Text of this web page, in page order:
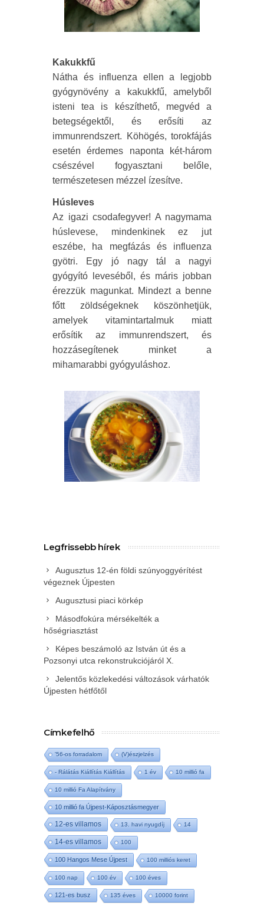
Kakukkfű
Nátha és influenza ellen a legjobb
gyógynövény a kakukkfű, amelyből
isteni tea is készíthető, megvéd a
betegségektől, és erősíti az
immunrendszert. Köhögés, torokfájás
esetén érdemes naponta két-három
csészével fogyasztani belőle,
természetesen mézzel ízesítve.
Húsleves
Az igazi csodafegyver! A nagymama
húslevese, mindenkinek ez jut
eszébe, ha megfázás és influenza
gyötri. Egy jó nagy tál a nagyi
gyógyító leveséből, és máris jobban
érezzük magunkat. Mindezt a benne
főtt zöldségeknek köszönhetjük,
amelyek vitamintartalmuk miatt
erősítik az immunrendszert, és
hozzásegítenek minket a
mihamarabbi gyógyuláshoz.
Legfrissebb hírek
Augusztus 12-én földi szúnyoggyérítést
végeznek Újpesten
Augusztusi piaci körkép
Másodfokúra mérsékelték a
hőségriasztást
Képes beszámoló az István út és a
Pozsonyi utca rekonstrukciójáról X.
Jelentős közlekedési változások várhatók
Újpesten hétfőtől
Címkefelhő
'56-os forradalom (V)észjelzés
- Rálátás Kiállítás Kiállítás 1 év 10 millió fa
10 millió Fa Alapítvány
10 millió fa Újpest-Káposztásmegyer
12-es villamos 13. havi nyugdíj 14
14-es villamos 100
100 Hangos Mese Újpest 100 milliós keret
100 nap 100 év 100 éves
121-es busz 135 éves 10000 forint